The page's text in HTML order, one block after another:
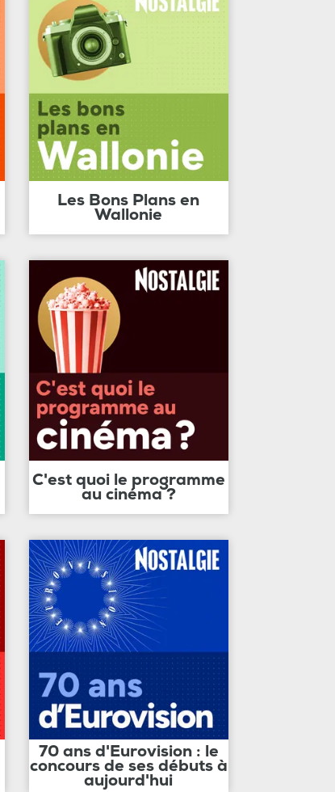
Les Bons Plans en
Wallonie
C'est quoi le programme
au cinéma ?
70 ans d'Eurovision : le
concours de ses débuts à
aujourd'hui